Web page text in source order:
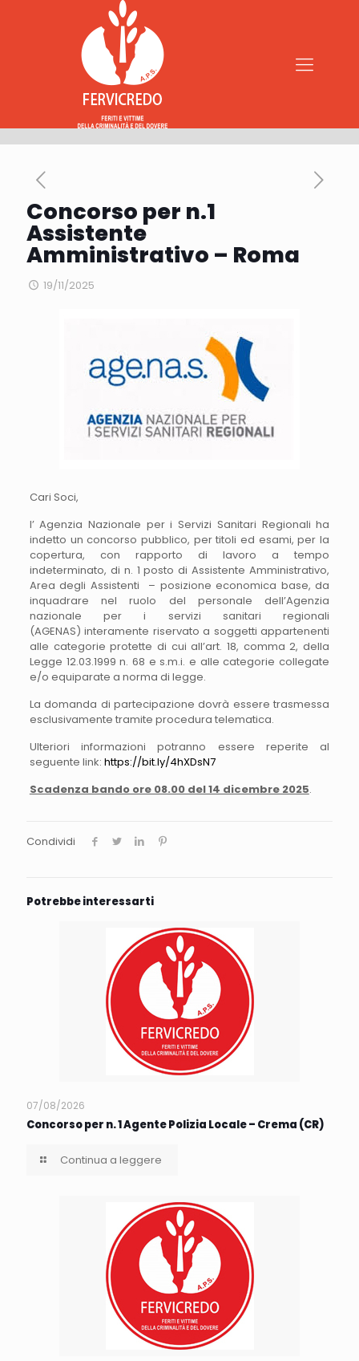
Concorso per n.1
Assistente
Amministrativo – Roma
19/11/2025
Cari Soci,
l’ Agenzia Nazionale per i Servizi Sanitari Regionali ha
indetto un concorso pubblico, per titoli ed esami, per la
copertura, con rapporto di lavoro a tempo
indeterminato, di n. 1 posto di Assistente Amministrativo,
Area degli Assistenti – posizione economica base, da
inquadrare nel ruolo del personale dell’Agenzia
nazionale per i servizi sanitari regionali
(AGENAS) interamente riservato a soggetti appartenenti
alle categorie protette di cui all’art. 18, comma 2, della
Legge 12.03.1999 n. 68 e s.m.i. e alle categorie collegate
e/o equiparate a norma di legge.
La domanda di partecipazione dovrà essere trasmessa
esclusivamente tramite procedura telematica.
Ulteriori informazioni potranno essere reperite al
seguente link: https://bit.ly/4hXDsN7
Scadenza bando ore 08.00 del 14 dicembre 2025.
Condividi
Potrebbe interessarti
07/08/2026
Concorso per n. 1 Agente Polizia Locale – Crema (CR)
Continua a leggere